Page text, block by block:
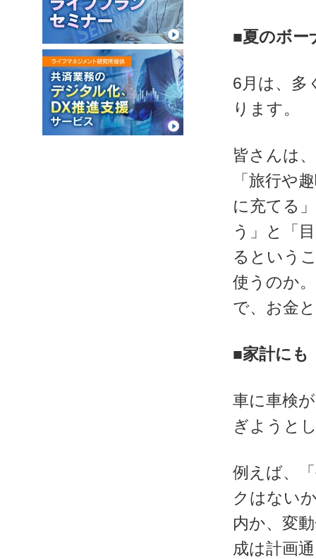
■夏のボー
6月は、多
ります。
皆さんは
「旅行や
に充てる
う」と「
るという
使うのか
で、お金
■家計にも
車に車検
ぎようと
例えば、
クはない
内か、変
成は計画